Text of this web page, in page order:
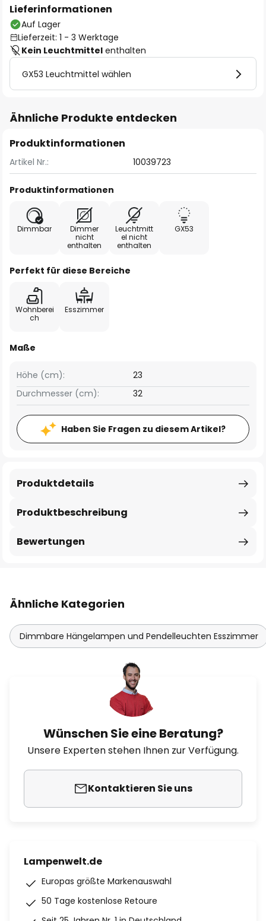
Lieferinformationen
Auf Lager
Lieferzeit: 1 - 3 Werktage
Kein Leuchtmittel enthalten
GX53 Leuchtmittel wählen
Ähnliche Produkte entdecken
Produktinformationen
Artikel Nr.: 10039723
Produktinformationen
Dimmbar
Dimmer
nicht
enthalten
Leuchtmitt
el nicht
enthalten
GX53
Perfekt für diese Bereiche
Wohnberei
ch
Esszimmer
Maße
Höhe (cm):
23
Durchmesser (cm):
32
Haben Sie Fragen zu diesem Artikel?
Produktbeschreibung
Produktdetails
Bewertungen
Ähnliche Kategorien
Dimmbare Hängelampen und Pendelleuchten Esszimmer
Wünschen Sie eine Beratung?
Unsere Experten stehen Ihnen zur Verfügung.
Kontaktieren Sie uns
Lampenwelt.de
Europas größte Markenauswahl
50 Tage kostenlose Retoure